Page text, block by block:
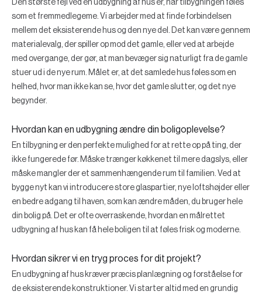
Den største fejl ved en udbygning af hus er, når tilbygningen føles
som et fremmedlegeme. Vi arbejder med at finde forbindelsen
mellem det eksisterende hus og den nye del. Det kan være gennem
materialevalg, der spiller op mod det gamle, eller ved at arbejde
med overgange, der gør, at man bevæger sig naturligt fra de gamle
stuer ud i de nye rum. Målet er, at det samlede hus føles som en
helhed, hvor man ikke kan se, hvor det gamle slutter, og det nye
begynder.
Hvordan kan en udbygning ændre din boligoplevelse?
En tilbygning er den perfekte mulighed for at rette op på ting, der
ikke fungerede før. Måske trænger køkkenet til mere dagslys, eller
måske mangler der et sammenhængende rum til familien. Ved at
bygge nyt kan vi introducere store glaspartier, nye loftshøjder eller
en bedre adgang til haven, som kan ændre måden, du bruger hele
din bolig på. Det er ofte overraskende, hvordan en målrettet
udbygning af hus kan få hele boligen til at føles frisk og moderne.
Hvordan sikrer vi en tryg proces for dit projekt?
En udbygning af hus kræver præcis planlægning og forståelse for
de eksisterende konstruktioner. Vi starter altid med en grundig